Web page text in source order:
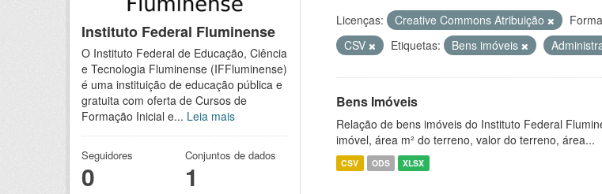
Instituto Federal Fluminense
O Instituto Federal de Educação, Ciência
e Tecnologia Fluminense (IFFluminense)
é uma instituição de educação pública e
gratuita com oferta de Cursos de
Formação Inicial e... Leia mais
Seguidores
0
Conjuntos de dados
1
Licenças: Creative Commons Atribuição
CSV
Etiquetas: Bens imóveis
Bens Imóveis
Relação de bens imóveis do Instituto Federal
imóvel, área m² do terreno, valor do terreno, área...
CSV ODS XLSX